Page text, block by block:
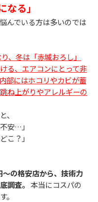
なる」
んでいる方は多いのでは
、冬は「赤城おろし」
る、エアコンにとって非
部にはホコリやカビが蓄
ね上がりやアレルギーの
、
安…」
こ？」
の格安店から、技術力
調査。 本当にコスパの
。